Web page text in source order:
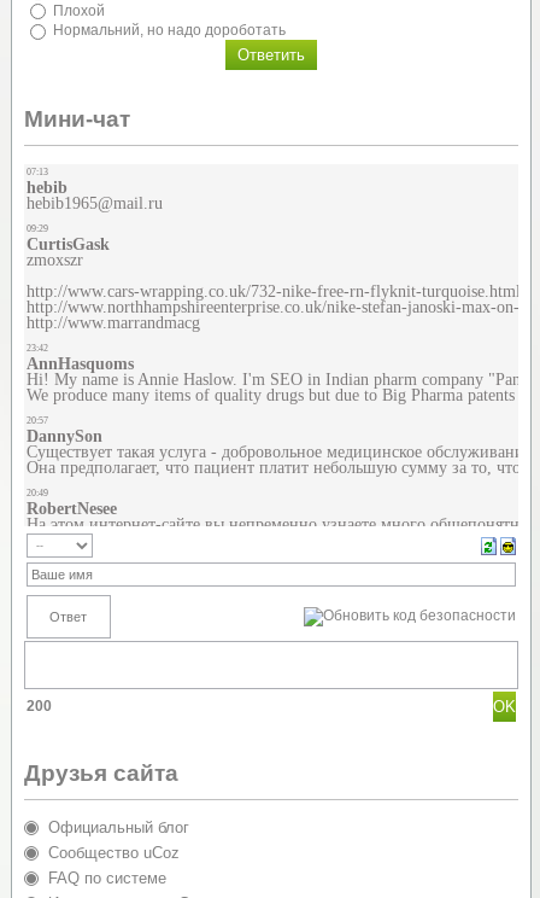
Плохой
Нормальний, но надо дороботать
Мини-чат
200
Друзья сайта
Официальный блог
Сообщество uCoz
FAQ по системе